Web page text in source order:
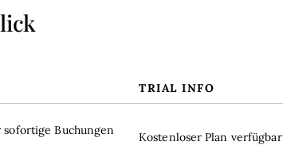
TRIAL INFO
Buchungen
Kostenloser Plan verfügbar